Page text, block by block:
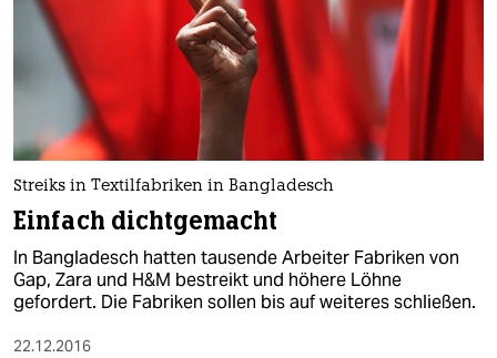
Streiks in Textilfabriken in Bangladesch
Einfach dichtgemacht
In Bangladesch hatten tausende Arbeiter Fabriken von
Gap, Zara und H&M bestreikt und höhere Löhne
gefordert. Die Fabriken sollen bis auf weiteres schließen.
22.12.2016